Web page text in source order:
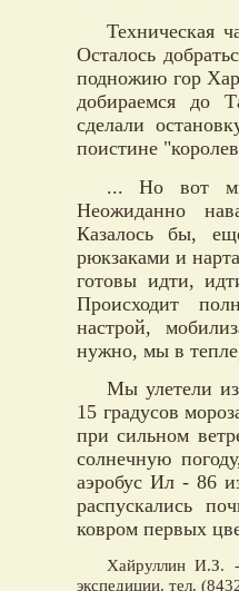
Техническая
Осталось
подножию гор
добираемся до
сделали
поистине
... Но вот
Неожиданно
Казалось бы,
рюкзаками и
готовы идти,
Происходит
настрой,
нужно, мы в
Мы улетели
15 градусов
при сильном
солнечную
аэробус Ил - 86
распускались
ковром первых
Хайруллин И.З.
экспедиции. тел.